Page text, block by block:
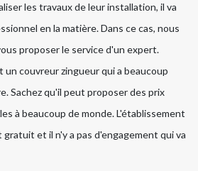
les travaux de leur installation, il va
en la matière. Dans ce cas, nous
proposer le service d'un expert.
couvreur zingueur qui a beaucoup
Sachez qu'il peut proposer des prix
à beaucoup de monde. L'établissement
et il n'y a pas d'engagement qui va